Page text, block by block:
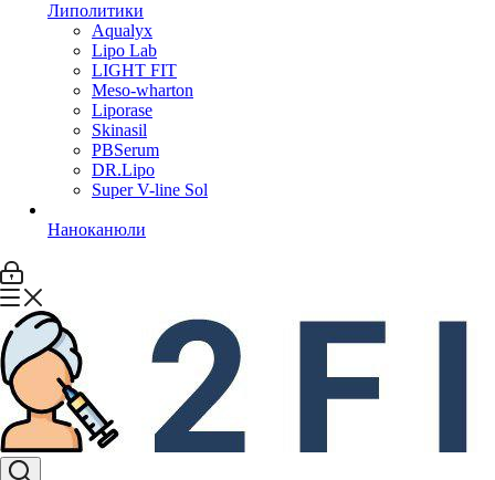
Липолитики
Aqualyx
Lipo Lab
LIGHT FIT
Meso-wharton
Liporase
Skinasil
PBSerum
DR.Lipo
Super V-line Sol
Наноканюли